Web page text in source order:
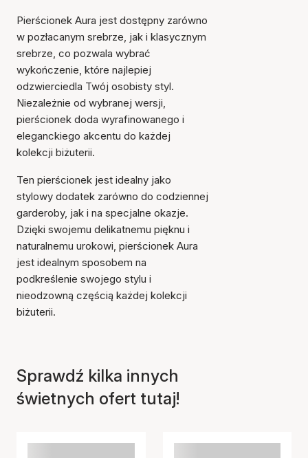
do koszyka
Pierścionek Aura jest dostępny zarówno
w pozłacanym srebrze, jak i klasycznym
srebrze, co pozwala wybrać
wykończenie, które najlepiej
odzwierciedla Twój osobisty styl.
Niezależnie od wybranej wersji,
pierścionek doda wyrafinowanego i
eleganckiego akcentu do każdej
kolekcji biżuterii.
Ten pierścionek jest idealny jako
stylowy dodatek zarówno do codziennej
garderoby, jak i na specjalne okazje.
Dzięki swojemu delikatnemu pięknu i
naturalnemu urokowi, pierścionek Aura
jest idealnym sposobem na
podkreślenie swojego stylu i
nieodzowną częścią każdej kolekcji
biżuterii.
Sprawdź kilka innych
świetnych ofert tutaj!